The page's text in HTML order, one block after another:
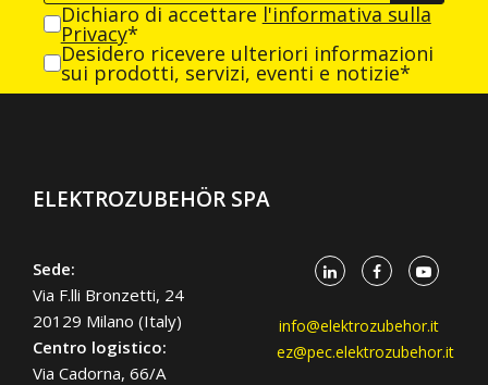
Dichiaro di accettare l'informativa sulla
Privacy*
Desidero ricevere ulteriori informazioni
sui prodotti, servizi, eventi e notizie*
ELEKTROZUBEHÖR SPA
Sede:
Via F.lli Bronzetti, 24
20129 Milano (Italy)
Centro logistico:
Via Cadorna, 66/A
info@elektrozubehor.it
ez@pec.elektrozubehor.it